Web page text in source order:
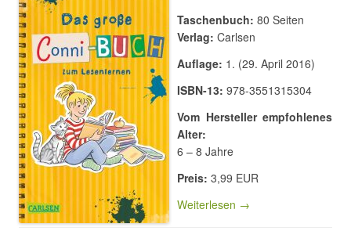
Taschenbuch: 80 Seiten
Verlag: Carlsen
Auflage: 1. (29. April 2016)
ISBN-13: 978-3551315304
Vom Hersteller empfohlenes
Alter:
6 – 8 Jahre
Preis: 3,99 EUR
Weiterlesen →